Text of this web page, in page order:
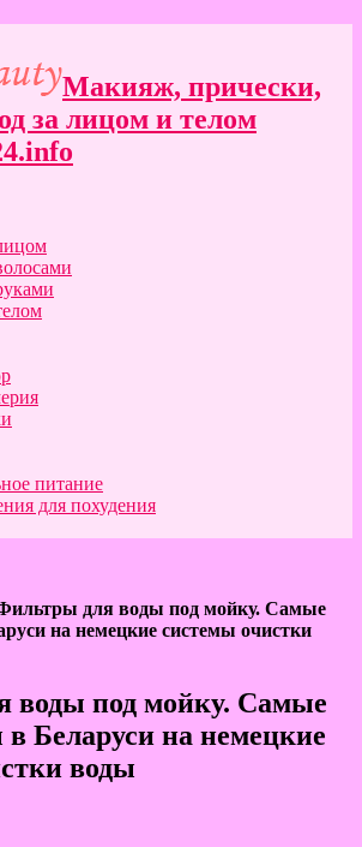
Макияж, прически,
за лицом и телом
питание
для похудения
для воды под мойку. Самые
на немецкие системы очистки
воды под мойку. Самые
Беларуси на немецкие
воды